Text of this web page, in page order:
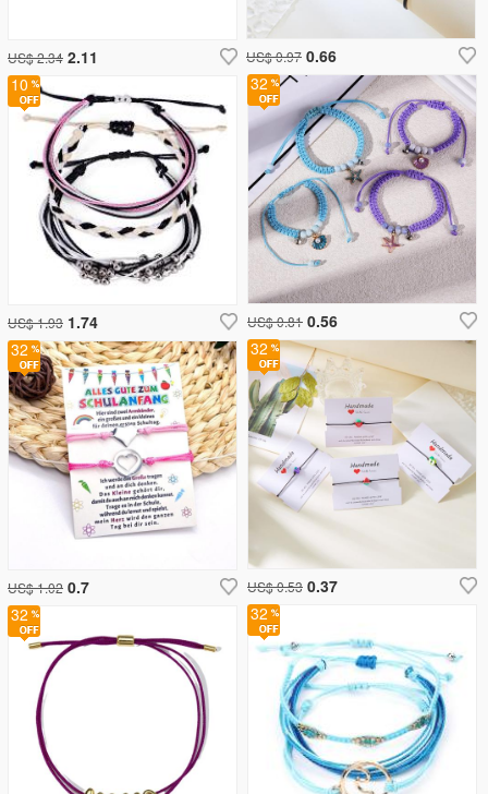
10
US$ 1.93 1.74
32
US$ 2.34 2.11
32
US$ 0.81 0.56
32
US$ 0.97 0.66
32
US$ 0.53 0.37
32
US$ 1.02 0.7